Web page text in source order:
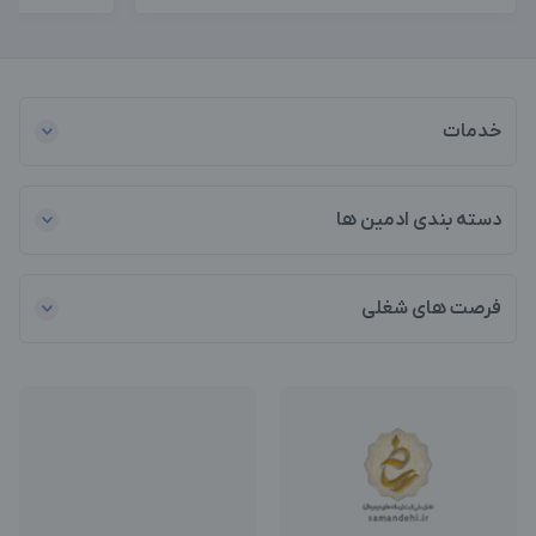
خدمات
دسته بندی ادمین ها
فرصت های شغلی